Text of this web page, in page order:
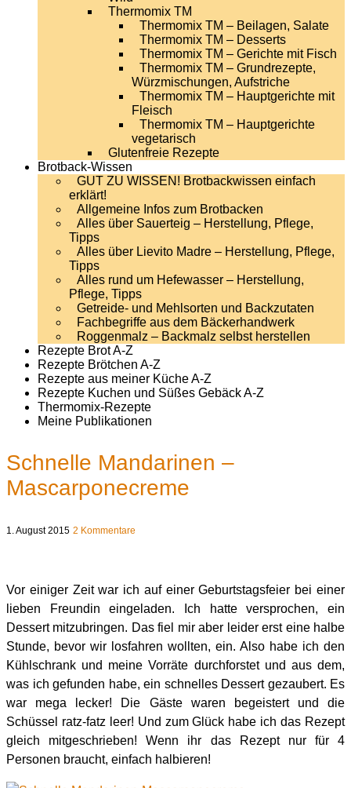
Thermomix TM
Thermomix TM – Beilagen, Salate
Thermomix TM – Desserts
Thermomix TM – Gerichte mit Fisch
Thermomix TM – Grundrezepte,
Würzmischungen, Aufstriche
Thermomix TM – Hauptgerichte mit
Fleisch
Thermomix TM – Hauptgerichte
vegetarisch
Glutenfreie Rezepte
Brotback-Wissen
GUT ZU WISSEN! Brotbackwissen einfach
erklärt!
Allgemeine Infos zum Brotbacken
Alles über Sauerteig – Herstellung, Pflege,
Tipps
Alles über Lievito Madre – Herstellung, Pflege,
Tipps
Alles rund um Hefewasser – Herstellung,
Pflege, Tipps
Getreide- und Mehlsorten und Backzutaten
Fachbegriffe aus dem Bäckerhandwerk
Roggenmalz – Backmalz selbst herstellen
Rezepte Brot A-Z
Rezepte Brötchen A-Z
Rezepte aus meiner Küche A-Z
Rezepte Kuchen und Süßes Gebäck A-Z
Thermomix-Rezepte
Meine Publikationen
Schnelle Mandarinen –
Mascarponecreme
1. August 2015 2 Kommentare
Vor einiger Zeit war ich auf einer Geburtstagsfeier bei einer
lieben Freundin eingeladen. Ich hatte versprochen, ein
Dessert mitzubringen. Das fiel mir aber leider erst eine halbe
Stunde, bevor wir losfahren wollten, ein. Also habe ich den
Kühlschrank und meine Vorräte durchforstet und aus dem,
was ich gefunden habe, ein schnelles Dessert gezaubert. Es
war mega lecker! Die Gäste waren begeistert und die
Schüssel ratz-fatz leer! Und zum Glück habe ich das Rezept
gleich mitgeschrieben! Wenn ihr das Rezept nur für 4
Personen braucht, einfach halbieren!